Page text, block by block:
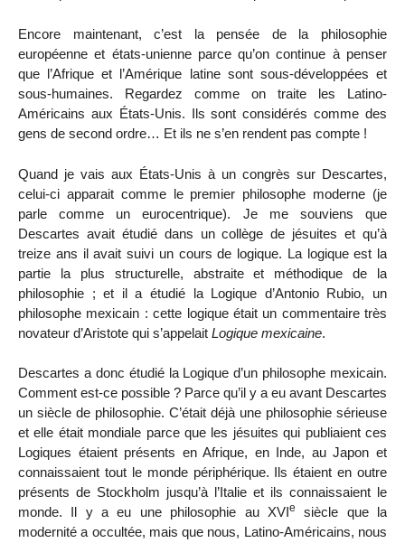
Encore maintenant, c’est la pensée de la philosophie
européenne et états-unienne parce qu’on continue à penser
que l’Afrique et l’Amérique latine sont sous-développées et
sous-humaines. Regardez comme on traite les Latino-
Américains aux États-Unis. Ils sont considérés comme des
gens de second ordre… Et ils ne s’en rendent pas compte !
Quand je vais aux États-Unis à un congrès sur Descartes,
celui-ci apparait comme le premier philosophe moderne (je
parle comme un eurocentrique). Je me souviens que
Descartes avait étudié dans un collège de jésuites et qu’à
treize ans il avait suivi un cours de logique. La logique est la
partie la plus structurelle, abstraite et méthodique de la
philosophie ; et il a étudié la Logique d’Antonio Rubio, un
philosophe mexicain : cette logique était un commentaire très
novateur d’Aristote qui s’appelait Logique mexicaine.
Descartes a donc étudié la Logique d’un philosophe mexicain.
Comment est-ce possible ? Parce qu’il y a eu avant Descartes
un siècle de philosophie. C’était déjà une philosophie sérieuse
et elle était mondiale parce que les jésuites qui publiaient ces
Logiques étaient présents en Afrique, en Inde, au Japon et
connaissaient tout le monde périphérique. Ils étaient en outre
présents de Stockholm jusqu’à l’Italie et ils connaissaient le
monde. Il y a eu une philosophie au XVIe
siècle que la
modernité a occultée, mais que nous, Latino-Américains, nous